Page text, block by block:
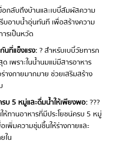
อกลับถึงบ้านและเบบี๋สัมผัสความ
บอาบน้ำอุ่นทันที เพื่อสร้างความ
รเป็นหวัด
นที่แข็งแรง:? สำหรับเบบี๋วัยทารก
เพราะในน้ำนมแม่มีสารอาหาร
งกายมากมาย ช่วยเสริมสร้าง
บ 5 หมู่และดื่มน้ำให้เพียงพอ:???
ห้ทานอาหารที่มีประโยชน์ครบ 5 หมู่
เพิ่มความชุ่มชื้นให้ร่างกายและ
ใน